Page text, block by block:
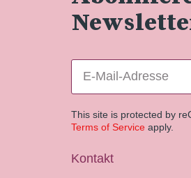
This site is protected by
Terms of Service apply.
Kontakt